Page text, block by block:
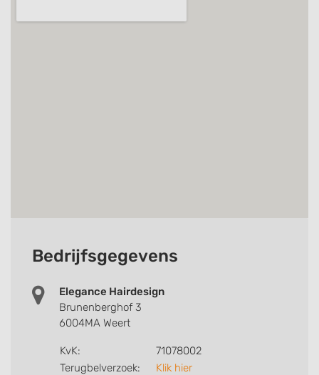
Bedrijfsgegevens
Elegance Hairdesign
Brunenberghof 3
6004MA Weert
KvK:
71078002
Terugbelverzoek:
Klik hier